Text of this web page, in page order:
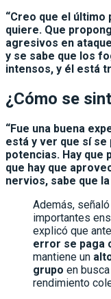
“Creo que el
quiere. Que
agresivos en
y se sabe que los
intensos, y él está
¿Cómo se
“Fue una buena
está y ver que sí
potencias. Hay que
que hay que
nervios, sabe que
Además,
importantes
explicó que
error se paga
mantiene un
grupo en
rendimiento